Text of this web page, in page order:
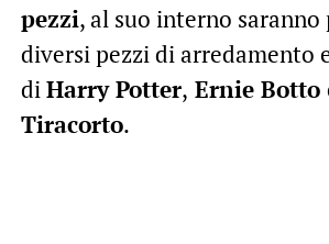
pezzi, al suo interno saranno
diversi pezzi di arredamento
diHarry Potter, Ernie Botto
Tiracorto.